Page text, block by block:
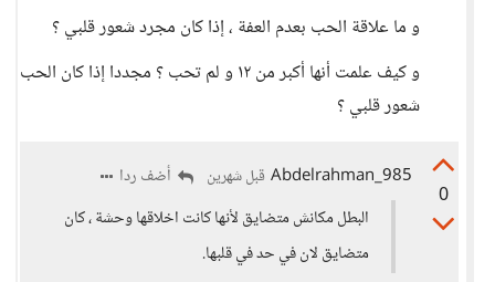
و ما علاقة الحب بعدم العفة ، إذا كان مجرد شعور قلبي ؟
و كيف علمت أنها أكبر من ١٢ و لم تحب ؟ مجددا إذا كان الحب
شعور قلبي ؟
0
Abdelrahman_985 قبل شهرين
أضف ردا
البطل مكانش متضايق لأنها كانت اخلاقها وحشة ، كان
متضايق لان في حد في قلبها.